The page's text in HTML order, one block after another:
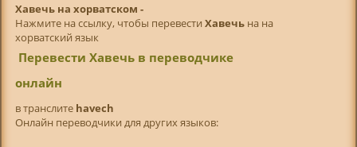
Хавечь на хорватском -
Нажмите на ссылку, чтобы перевести Хавечьна на
хорватский язык
Перевести Хавечь в переводчике
онлайн
в транслитe havech
Онлайн переводчики для других языков: